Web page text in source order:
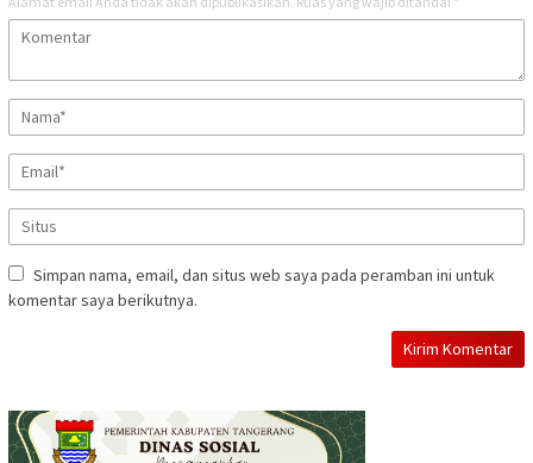
Simpan nama, email, dan situs web saya pada peramban ini untuk
komentar saya berikutnya.